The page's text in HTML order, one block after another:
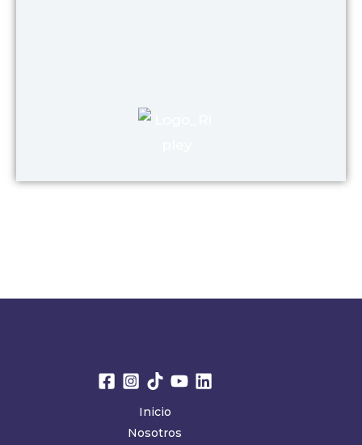
Inicio
Nosotros